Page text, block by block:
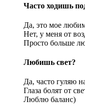
Часто ходишь
Да, это мое
Нет, у меня от
Просто больше
Любишь свет?
Да, часто гуляю
Глаза болят от
Люблю баланс)